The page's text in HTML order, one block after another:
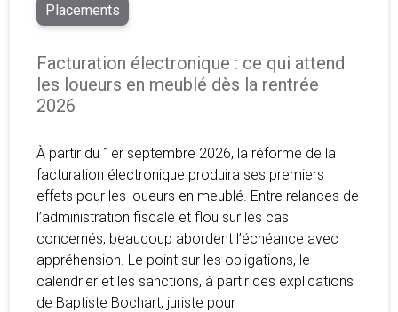
Placements
Facturation électronique : ce qui attend
les loueurs en meublé dès la rentrée
2026
À partir du 1er septembre 2026, la réforme de la
facturation électronique produira ses premiers
effets pour les loueurs en meublé. Entre relances de
l’administration fiscale et flou sur les cas
concernés, beaucoup abordent l’échéance avec
appréhension. Le point sur les obligations, le
calendrier et les sanctions, à partir des explications
de Baptiste Bochart, juriste pour